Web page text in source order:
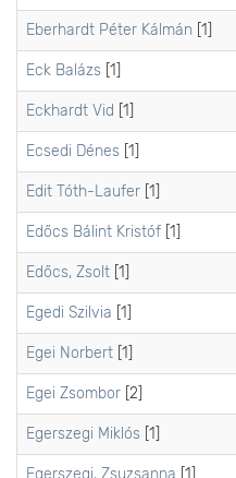
Eberhardt Péter Kálmán [1]
Eck Balázs [1]
Eckhardt Vid [1]
Ecsedi Dénes [1]
Edit Tóth-Laufer [1]
Edőcs Bálint Kristóf [1]
Edőcs, Zsolt [1]
Egedi Szilvia [1]
Egei Norbert [1]
Egei Zsombor [2]
Egerszegi Miklós [1]
Egerszegi, Zsuzsanna [1]